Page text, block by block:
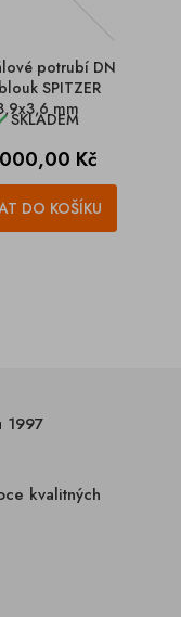
potrubí DN
SPITZER
mm
SKLADEM
Kč
DO KOŠÍKU
1997
kvalitných